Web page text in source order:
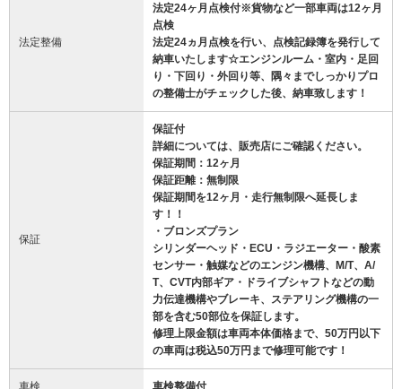
法定整備
法定24ヶ月点検付※貨物など一部車両は12ヶ月
点検
法定24ヵ月点検を行い、点検記録簿を発行して
納車いたします☆エンジンルーム・室内・足回
り・下回り・外回り等、隅々までしっかりプロ
の整備士がチェックした後、納車致します！
保証
保証付
詳細については、販売店にご確認ください。
保証期間：12ヶ月
保証距離：無制限
保証期間を12ヶ月・走行無制限へ延長しま
す！！
・ブロンズプラン
シリンダーヘッド・ECU・ラジエーター・酸素
センサー・触媒などのエンジン機構、M/T、A/
T、CVT内部ギア・ドライブシャフトなどの動
力伝達機構やブレーキ、ステアリング機構の一
部を含む50部位を保証します。
修理上限金額は車両本体価格まで、50万円以下
の車両は税込50万円まで修理可能です！
車検 車検整備付